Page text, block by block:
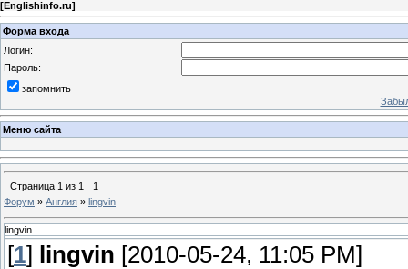
[Englishinfo.ru]
Форма входа
Логин:
Пароль:
запомнить
Меню сайта
Страница 1 из 1
1
Форум » Англия » lingvin
lingvin
[1] lingvin [2010-05-24, 11:05 PM]